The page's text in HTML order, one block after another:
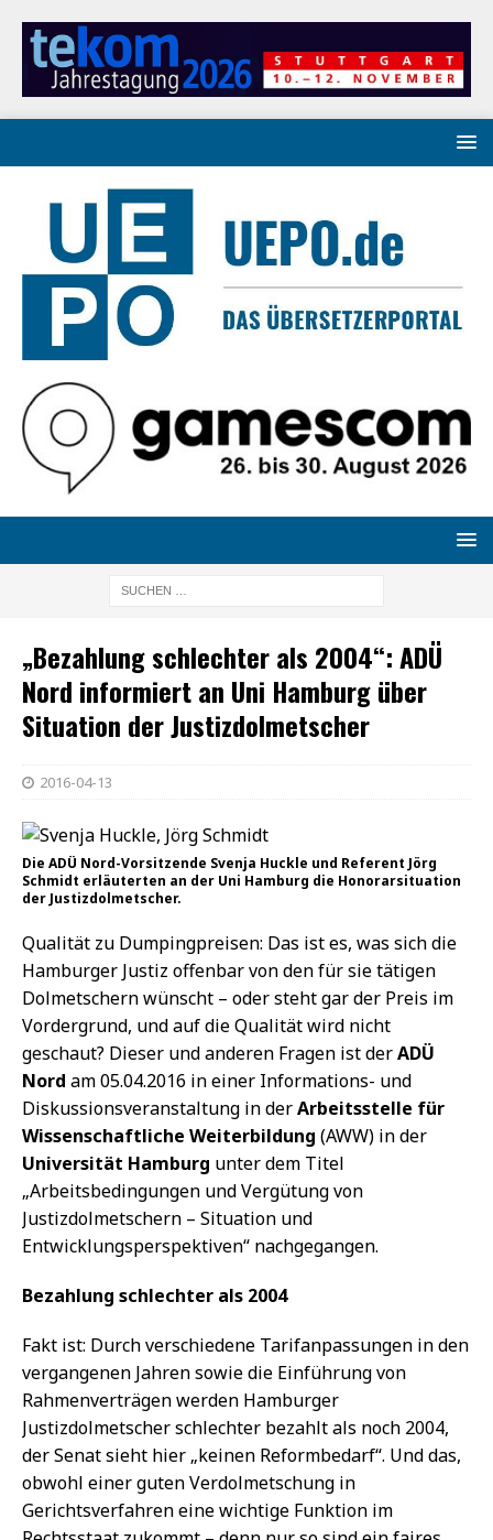
„Bezahlung schlechter als 2004“: ADÜ
Nord informiert an Uni Hamburg über
Situation der Justizdolmetscher
2016-04-13
Die ADÜ Nord-Vorsitzende Svenja Huckle und Referent Jörg
Schmidt erläuterten an der Uni Hamburg die Honorarsituation
der Justizdolmetscher.
Qualität zu Dumpingpreisen: Das ist es, was sich die
Hamburger Justiz offenbar von den für sie tätigen
Dolmetschern wünscht – oder steht gar der Preis im
Vordergrund, und auf die Qualität wird nicht
geschaut? Dieser und anderen Fragen ist derADÜ
Nord am 05.04.2016 in einer Informations- und
Diskussionsveranstaltung in derArbeitsstelle für
Wissenschaftliche Weiterbildung (AWW) in der
Universität Hamburg unter dem Titel
„Arbeitsbedingungen und Vergütung von
Justizdolmetschern – Situation und
Entwicklungsperspektiven“ nachgegangen.
Bezahlung schlechter als 2004
Fakt ist: Durch verschiedene Tarifanpassungen in den
vergangenen Jahren sowie die Einführung von
Rahmenverträgen werden Hamburger
Justizdolmetscher schlechter bezahlt als noch 2004,
der Senat sieht hier „keinen Reformbedarf“. Und das,
obwohl einer guten Verdolmetschung in
Gerichtsverfahren eine wichtige Funktion im